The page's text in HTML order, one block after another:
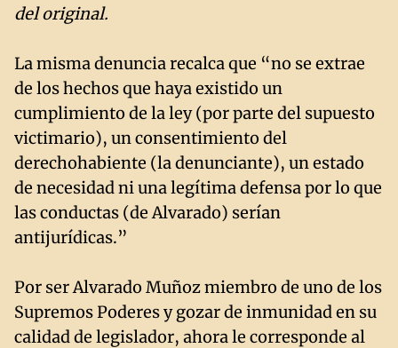
del original.
La misma denuncia recalca que “no se extrae
de los hechos que haya existido un
cumplimiento de la ley (por parte del supuesto
victimario), un consentimiento del
derechohabiente (la denunciante), un estado
de necesidad ni una legítima defensa por lo que
las conductas (de Alvarado) serían
antijurídicas.”
Por ser Alvarado Muñoz miembro de uno de los
Supremos Poderes y gozar de inmunidad en su
calidad de legislador, ahora le corresponde al